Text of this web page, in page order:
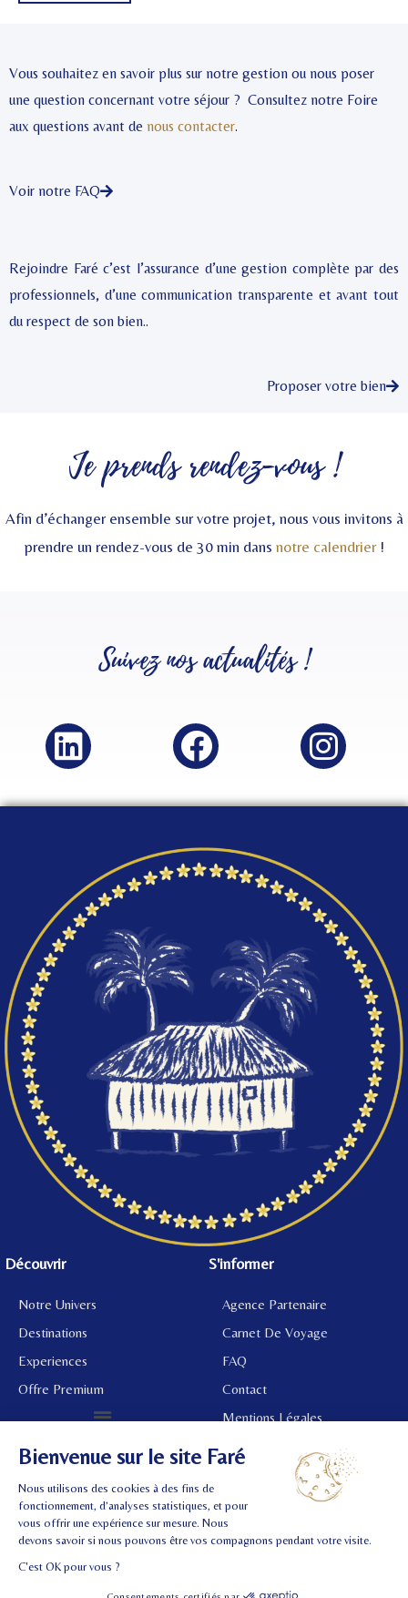
Vous souhaitez en savoir plus sur notre gestion ou nous poser
une question concernant votre séjour ? Consultez notre Foire
aux questions avant de nous contacter.
Voir notre FAQ
Rejoindre Faré c’est l’assurance d’une gestion complète par des
professionnels, d’une communication transparente et avant tout
du respect de son bien..
Proposer votre bien
Je prends rendez-vous !
Afin d’échanger ensemble sur votre projet, nous vous invitons à
prendre un rendez-vous de 30 min dans notre calendrier!
Suivez nosactualités !
Découvrir
Notre Univers
Destinations
Experiences
Offre Premium
S'informer
Agence Partenaire
Carnet De Voyage
FAQ
Contact
Mentions Légales
©2024 Tous droits réservés.